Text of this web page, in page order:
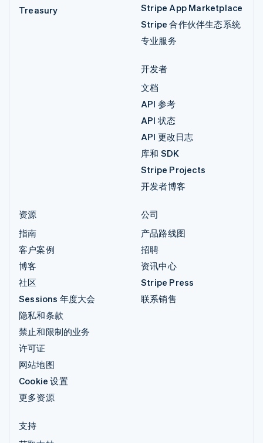
Treasury
Stripe App Marketplace
Stripe 合作伙伴生态系统
专业服务
开发者
文档
API 参考
API 状态
API 更改日志
库和 SDK
Stripe Projects
开发者博客
资源
指南
客户案例
博客
社区
Sessions 年度大会
隐私和条款
禁止和限制的业务
许可证
网站地图
Cookie 设置
更多资源
公司
产品路线图
招聘
资讯中心
Stripe Press
联系销售
支持